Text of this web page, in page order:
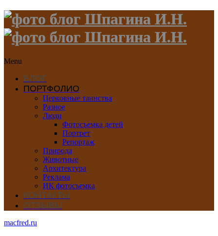
Menu
БЛОГ
ПОРТФОЛИО
Церковные таинства
Разное
Люди
Фотосъемка детей
Портрет
Репортаж
Природа
Животные
Архитектура
Реклама
ИК фотосъемка
КОНТАКТЫ
ОТЗЫВЫ
macfred.ru